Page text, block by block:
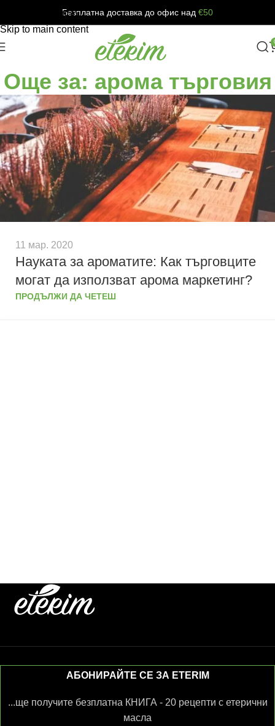
Skip to navigation
Skip to main content
Безплатна доставка до офис над €50
Още за: арома търговия
11 мар. 2020
Науката за ароматите: Как търговците
могат да използват арома маркетинг?
ПРОДЪЛЖИ ДА ЧЕТЕШ
АБОНИРАЙТЕ СЕ ЗА ETERIM
...ще получите безплатна КНИГА - 20 рецепти с етерични
масла